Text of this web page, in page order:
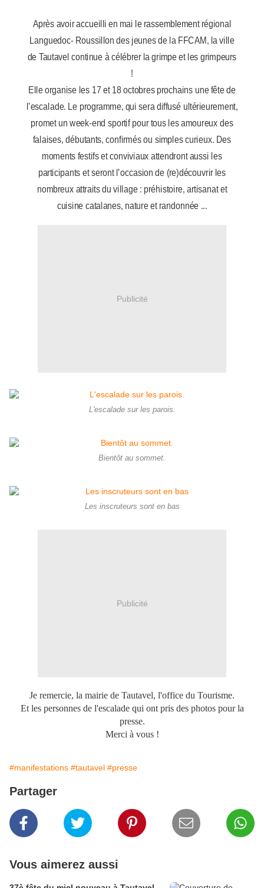
Après avoir accueilli en mai le rassemblement régional
Languedoc- Roussillon des jeunes de la FFCAM, la ville
de Tautavel continue à célébrer la grimpe et les grimpeurs
!
Elle organise les 17 et 18 octobres prochains une fête de
l’escalade. Le programme, qui sera diffusé ultérieurement,
promet un week-end sportif pour tous les amoureux des
falaises, débutants, confirmés ou simples curieux. Des
moments festifs et conviviaux attendront aussi les
participants et seront l’occasion de (re)découvrir les
nombreux attraits du village : préhistoire, artisanat et
cuisine catalanes, nature et randonnée ...
Publicité
L'escalade sur les parois.
Bientôt au sommet.
Les inscruteurs sont en bas
Publicité
Je remercie, la mairie de Tautavel, l'office du Tourisme.
Et les personnes de l'escalade qui ont pris des photos pour la
presse.
Merci à vous !
#manifestations #tautavel #presse
Partager
Vous aimerez aussi